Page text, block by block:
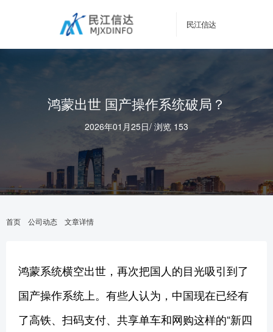
民江信达
鸿蒙出世 国产操作系统破局？
2026年01月25日/ 浏览 153
首页 公司动态 文章详情
鸿蒙系统横空出世，再次把国人的目光吸引到了
国产操作系统上。有些人认为，中国现在已经有
了高铁、扫码支付、共享单车和网购这样的“新四